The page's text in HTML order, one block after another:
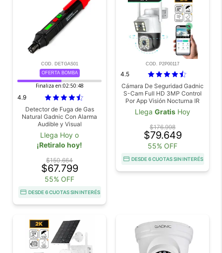
COD. DETGAS01
OFERTA BOMBA
Finaliza en:02:50:46
4.9
Detector de Fuga de Gas
Natural Gadnic Con Alarma
Audible y Visual
Llega Hoy o
¡Retiralo hoy!
$150.664
$67.799
55% OFF
DESDE 6 CUOTAS SIN INTERÉS
COD. P2P00117
4.5
Cámara De Seguridad Gadnic
S-Cam Full HD 3MP Control
Por App Visión Nocturna IR
Color
Llega Gratis Hoy
$176.998
$79.649
55% OFF
DESDE 6 CUOTAS SIN INTERÉS